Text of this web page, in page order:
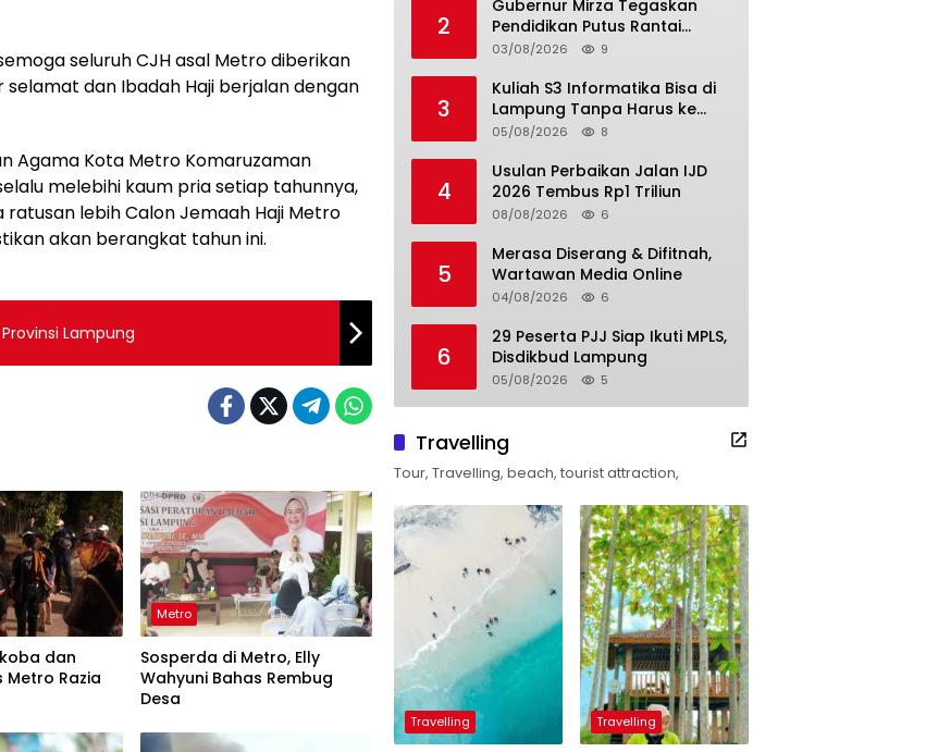
seluruh CJH asal Metro diberikan
dan Ibadah Haji berjalan dengan
Agama Kota Metro Komaruzaman
melebihi kaum pria setiap tahunnya,
ratusan lebih Calon Jemaah Haji Metro
akan berangkat tahun ini.
Lampung
dan
Metro Razia
Metro
Sosperda di Metro, Elly
Wahyuni Bahas Rembug
Desa
2
Gubernur Mirza Tegaskan
Pendidikan Putus Rantai
Kemiskinan
03/08/2026 9
3
Kuliah S3 Informatika Bisa di
Lampung Tanpa Harus ke
Luar Daerah
05/08/2026 8
4
Usulan Perbaikan Jalan IJD
2026 Tembus Rp1 Triliun
08/08/2026 6
5
Merasa Diserang & Difitnah,
Wartawan Media Online
04/08/2026 6
6
29 Peserta PJJ Siap Ikuti MPLS,
Disdikbud Lampung
05/08/2026 5
Travelling
Tour, Travelling, beach, tourist attraction,
Travelling Travelling